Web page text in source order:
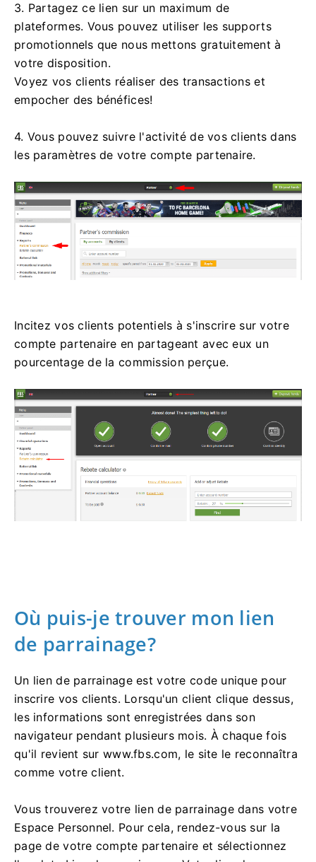
3. Partagez ce lien sur un maximum de
plateformes. Vous pouvez utiliser les supports
promotionnels que nous mettons gratuitement à
votre disposition.
Voyez vos clients réaliser des transactions et
empocher des bénéfices!
4. Vous pouvez suivre l'activité de vos clients dans
les paramètres de votre compte partenaire.
Incitez vos clients potentiels à s'inscrire sur votre
compte partenaire en partageant avec eux un
pourcentage de la commission perçue.
Où puis-je trouver mon lien
de parrainage?
Un lien de parrainage est votre code unique pour
inscrire vos clients. Lorsqu'un client clique dessus,
les informations sont enregistrées dans son
navigateur pendant plusieurs mois. À chaque fois
qu'il revient sur www.fbs.com, le site le reconnaîtra
comme votre client.
Vous trouverez votre lien de parrainage dans votre
Espace Personnel. Pour cela, rendez-vous sur la
page de votre compte partenaire et sélectionnez